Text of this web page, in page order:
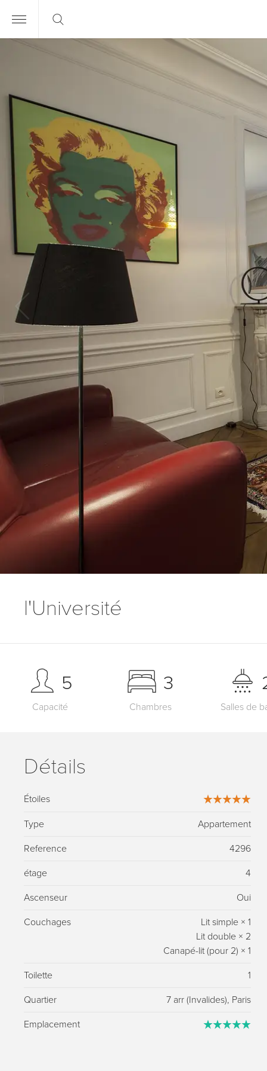
l'Université
Capacité
5
Chambres
3
Salles de
Détails
Étoiles
Type Appartement
Reference 4296
étage 4
Ascenseur Oui
Couchages Lit simple ×1
Lit double × 2
Canapé-lit (pour 2) ×1
Toilette 1
Quartier 7 arr (Invalides), Paris
Emplacement